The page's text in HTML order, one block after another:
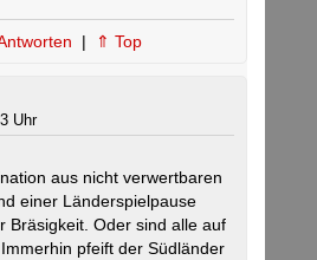
| ⇑ Top
Uhr
aus nicht verwertbaren
einer Länderspielpause
Bräsigkeit. Oder sind alle auf
pfeift der Südländer